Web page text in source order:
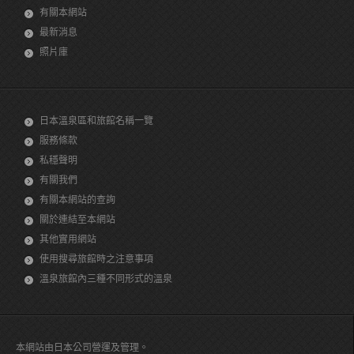
有關本網站
最新消息
照片庫
日本溫泉區和旅館名稱一覽
服務條款
私穩聲明
有關我們
有關本網站的查詢
關於連結至本網站
其他實用網站
使用搜尋旅館時之注意事項
溫泉旅館內三種不同形式的溫泉
本網站由日本公司營運及管理。